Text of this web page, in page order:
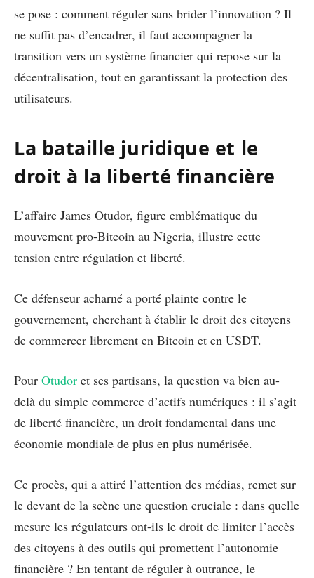
se pose : comment réguler sans brider l’innovation ? Il
ne suffit pas d’encadrer, il faut accompagner la
transition vers un système financier qui repose sur la
décentralisation, tout en garantissant la protection des
utilisateurs.
La bataille juridique et le
droit à la liberté financière
L’affaire James Otudor, figure emblématique du
mouvement pro-Bitcoin au Nigeria, illustre cette
tension entre régulation et liberté.
Ce défenseur acharné a porté plainte contre le
gouvernement, cherchant à établir le droit des citoyens
de commercer librement en Bitcoin et en USDT.
Pour Otudor et ses partisans, la question va bien au-
delà du simple commerce d’actifs numériques : il s’agit
de liberté financière, un droit fondamental dans une
économie mondiale de plus en plus numérisée.
Ce procès, qui a attiré l’attention des médias, remet sur
le devant de la scène une question cruciale : dans quelle
mesure les régulateurs ont-ils le droit de limiter l’accès
des citoyens à des outils qui promettent l’autonomie
financière ? En tentant de réguler à outrance, le